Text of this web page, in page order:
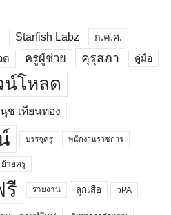
Starfish Labz ก.ค.ศ.
ด ครูผู้ช่วย คุรุสภา คู่มือ
น์โหลด
ช เทียนทอง
บรรจุครู พนักงานราชการ
ย้ายครู
รี รายงาน ลูกเสือ วPA